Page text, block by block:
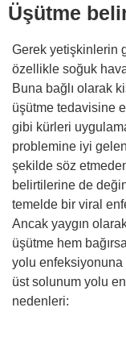
Üşütme
Gerek yetişkinlerin
özellikle soğuk
Buna bağlı olarak
üşütme tedavisine
gibi kürleri
problemine iyi
şekilde söz
belirtilerine de
temelde bir viral
Ancak yaygın
üşütme hem
yolu enfeksiyonuna
üst solunum yolu
nedenleri: